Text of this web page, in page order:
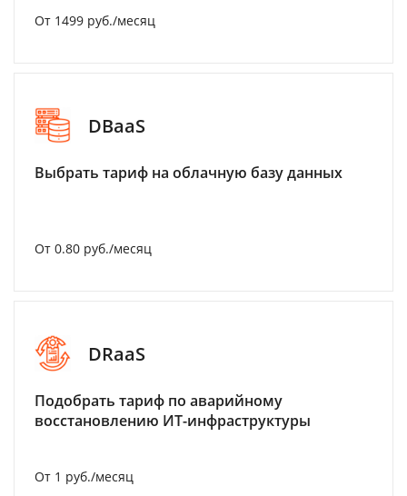
От 1499 руб./месяц
DBaaS
Выбрать тариф на облачную базу данных
От 0.80 руб./месяц
DRaaS
Подобрать тариф по аварийному
восстановлению ИТ-инфраструктуры
От 1 руб./месяц